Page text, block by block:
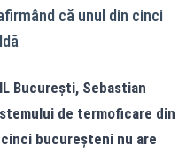
că unul din cinci
București, Sebastian
de termoficare din
bucureșteni nu are